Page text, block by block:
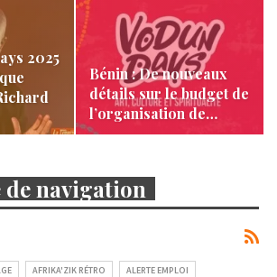
2025
Bénin : De nouveaux
détails sur le budget de
l’organisation de…
navigation
AFRIKA'ZIK RÉTRO ALERTE EMPLOI